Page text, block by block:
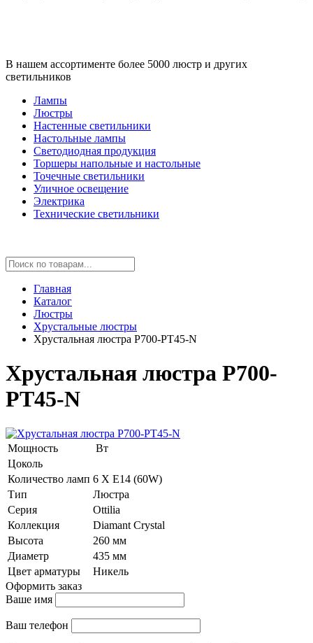
В нашем ассортименте более 5000 люстр и других
светильников
Лампы
Люстры
Настенные светильники
Настольные лампы
Светодиодная продукция
Торшеры напольные и настольные
Точечные светильники
Уличное освещение
Электрика
Технические светильники
Главная
Каталог
Люстры
Хрустальные люстры
Хрустальная люстра P700-PT45-N
Хрустальная люстра P700-
PT45-N
Мощность
Вт
Цоколь
Количество ламп 6 Х E14 (60W)
Тип
Люстра
Серия
Ottilia
Коллекция
Diamant Crystal
Высота
260 мм
Диаметр
435 мм
Цвет арматуры
Никель
Оформить заказ
Ваше имя
Ваш телефон